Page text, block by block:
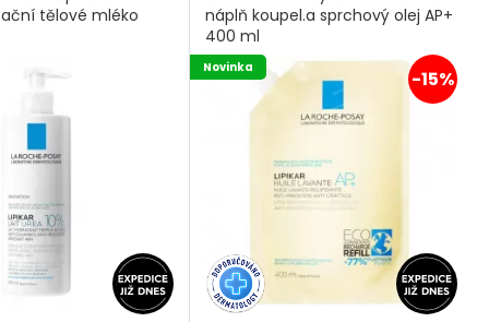
tělové mléko
náplň koupel.a sprchový olej AP+
400 ml
-15%
Novinka